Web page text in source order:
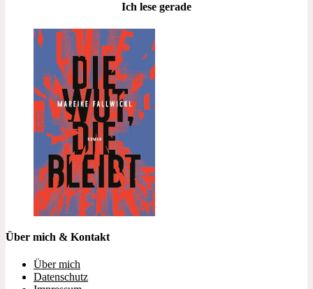
Ich lese gerade
Über mich & Kontakt
Über mich
Datenschutz